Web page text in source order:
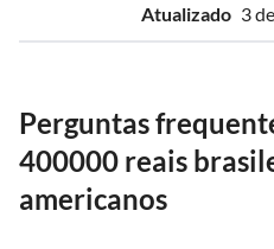
Atualizado 3
Perguntas
400000 reais
americanos